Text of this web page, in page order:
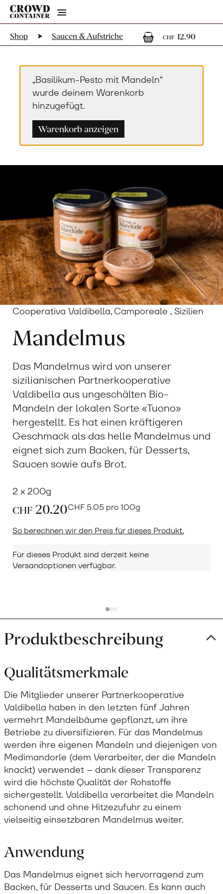
Menu
Shop Saucen & Aufstriche
CHF 12.901
„Basilikum-Pesto mit Mandeln“
wurde deinem Warenkorb
hinzugefügt.
Warenkorb anzeigen
Cooperativa Valdibella, Camporeale , Sizilien
Mandelmus
Das Mandelmus wird von unserer
sizilianischen Partnerkooperative
Valdibella aus ungeschälten Bio-
Mandeln der lokalen Sorte «Tuono»
hergestellt. Es hat einen kräftigeren
Geschmack als das helle Mandelmus und
eignet sich zum Backen, für Desserts,
Saucen sowie aufs Brot.
2 x 200g
CHF 20.20CHF5.05 pro 100g
So berechnen wir den Preis für dieses Produkt.
Für dieses Produkt sind derzeit keine
Versandoptionen verfügbar.
Produktbeschreibung
Qualitätsmerkmale
Die Mitglieder unserer Partnerkooperative
Valdibella haben in den letzten fünf Jahren
vermehrt Mandelbäume gepflanzt, um ihre
Betriebe zu diversifizieren. Für das Mandelmus
werden ihre eigenen Mandeln und diejenigen von
Medimandorle (dem Verarbeiter, der die Mandeln
knackt) verwendet – dank dieser Transparenz
wird die höchste Qualität der Rohstoffe
sichergestellt. Valdibella verarbeitet die Mandeln
schonend und ohne Hitzezufuhr zu einem
vielseitig einsetzbaren Mandelmus weiter.
Anwendung
Das Mandelmus eignet sich hervorragend zum
Backen, für Desserts und Saucen. Es kann auch